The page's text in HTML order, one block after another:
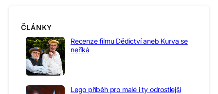
ČLÁNKY
Recenze filmu Dědictví aneb Kurva se
neříká
Lego příběh pro malé i ty odrostlejší